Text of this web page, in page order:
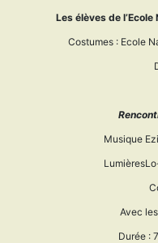
Les élèves de
Costumes : Ecole
Musique
Avec
Durée :